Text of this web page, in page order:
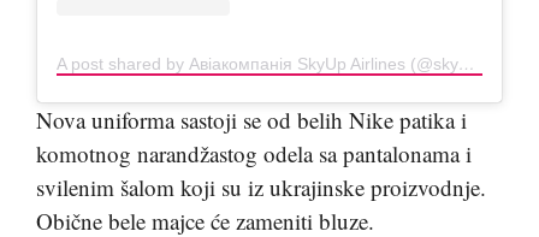
A post shared by Авіакомпанія SkyUp Airlines (@skyup.aero)
Nova uniforma sastoji se od belih Nike patika i
komotnog narandžastog odela sa pantalonama i
svilenim šalom koji su iz ukrajinske proizvodnje.
Obične bele majce će zameniti bluze.